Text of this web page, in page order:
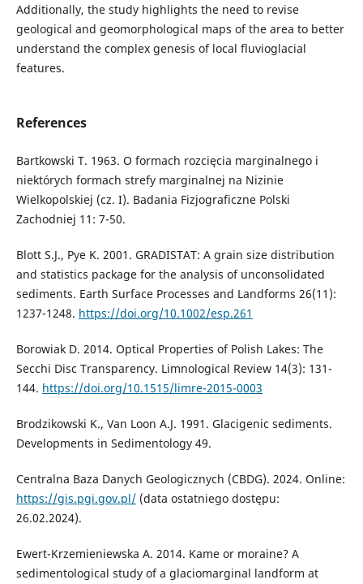
Additionally, the study highlights the need to revise
geological and geomorphological maps of the area to better
understand the complex genesis of local fluvioglacial
features.
References
Bartkowski T. 1963. O formach rozcięcia marginalnego i
niektórych formach strefy marginalnej na Nizinie
Wielkopolskiej (cz. I). Badania Fizjograficzne Polski
Zachodniej 11: 7-50.
Blott S.J., Pye K. 2001. GRADISTAT: A grain size distribution
and statistics package for the analysis of unconsolidated
sediments. Earth Surface Processes and Landforms 26(11):
1237-1248. https://doi.org/10.1002/esp.261
Borowiak D. 2014. Optical Properties of Polish Lakes: The
Secchi Disc Transparency. Limnological Review 14(3): 131-
144. https://doi.org/10.1515/limre-2015-0003
Brodzikowski K., Van Loon A.J. 1991. Glacigenic sediments.
Developments in Sedimentology 49.
Centralna Baza Danych Geologicznych (CBDG). 2024. Online:
https://gis.pgi.gov.pl/(data ostatniego dostępu:
26.02.2024).
Ewert-Krzemieniewska A. 2014. Kame or moraine? A
sedimentological study of a glaciomarginal landform at